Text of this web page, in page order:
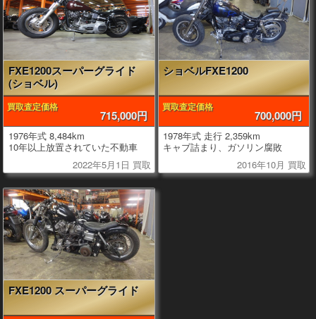
FXE1200スーパーグライド
(ショベル)
買取査定価格
715,000円
1976年式 8,484km
10年以上放置されていた不動車
2022年5月1日 買取
ショベルFXE1200
買取査定価格
700,000円
1978年式 走行 2,359km
キャブ詰まり、ガソリン腐敗
2016年10月 買取
FXE1200 スーパーグライド